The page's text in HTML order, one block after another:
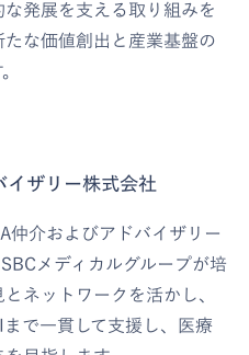
発展を支える取り組みを
な価値創出と産業基盤の
イザリー株式会社
仲介およびアドバイザリー
メディカルグループが培
ネットワークを活かし、
で一貫して支援し、医療